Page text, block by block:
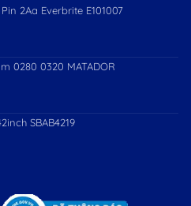
2Aa Everbrite E101007
0280 0320 MATADOR
SBAB4219